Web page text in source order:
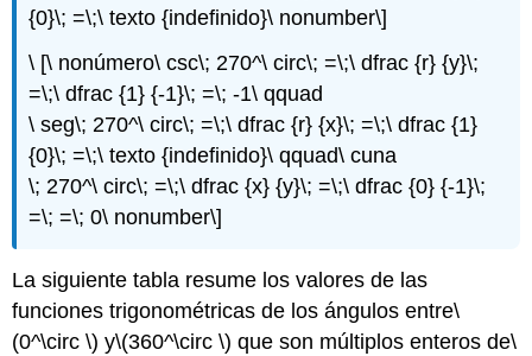
{0}\; =\;\ texto {indefinido}\ nonumber\]
\ [\ nonúmero\ csc\; 270^\ circ\; =\;\ dfrac {r} {y}\;
=\;\ dfrac {1} {-1}\; =\; -1\ qquad
\ seg\; 270^\ circ\; =\;\ dfrac {r} {x}\; =\;\ dfrac {1}
{0}\; =\;\ texto {indefinido}\ qquad\ cuna
\; 270^\ circ\; =\;\ dfrac {x} {y}\; =\;\ dfrac {0} {-1}\;
=\; =\; 0\ nonumber\]
La siguiente tabla resume los valores de las
funciones trigonométricas de los ángulos entre\
(0^\circ \) y\(360^\circ \) que son múltiplos enteros de\